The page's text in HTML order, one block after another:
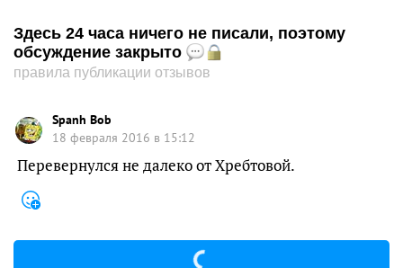
Здесь 24 часа ничего не писали, поэтому
обсуждение закрыто
правила публикации отзывов
Spanh Bob
18 февраля 2016 в 15:12
Перевернулся не далеко от Хребтовой.